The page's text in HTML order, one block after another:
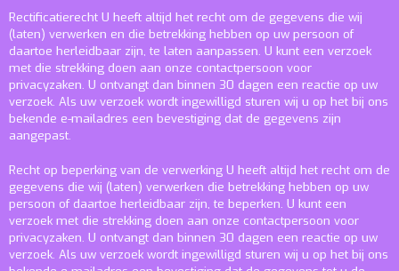
Rectificatierecht U heeft altijd het recht om de gegevens die wij
(laten) verwerken en die betrekking hebben op uw persoon of
daartoe herleidbaar zijn, te laten aanpassen. U kunt een verzoek
met die strekking doen aan onze contactpersoon voor
privacyzaken. U ontvangt dan binnen 30 dagen een reactie op uw
verzoek. Als uw verzoek wordt ingewilligd sturen wij u op het bij ons
bekende e-mailadres een bevestiging dat de gegevens zijn
aangepast.
Recht op beperking van de verwerking U heeft altijd het recht om de
gegevens die wij (laten) verwerken die betrekking hebben op uw
persoon of daartoe herleidbaar zijn, te beperken. U kunt een
verzoek met die strekking doen aan onze contactpersoon voor
privacyzaken. U ontvangt dan binnen 30 dagen een reactie op uw
verzoek. Als uw verzoek wordt ingewilligd sturen wij u op het bij ons